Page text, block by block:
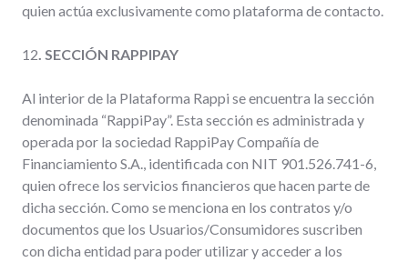
quien actúa exclusivamente como plataforma de contacto.
12 . SECCIÓN RAPPIPAY
Al interior de la Plataforma Rappi se encuentra la sección
denominada “RappiPay”. Esta sección es administrada y
operada por la sociedad RappiPay Compañía de
Financiamiento S.A., identificada con NIT 901.526.741-6,
quien ofrece los servicios financieros que hacen parte de
dicha sección. Como se menciona en los contratos y/o
documentos que los Usuarios/Consumidores suscriben
con dicha entidad para poder utilizar y acceder a los